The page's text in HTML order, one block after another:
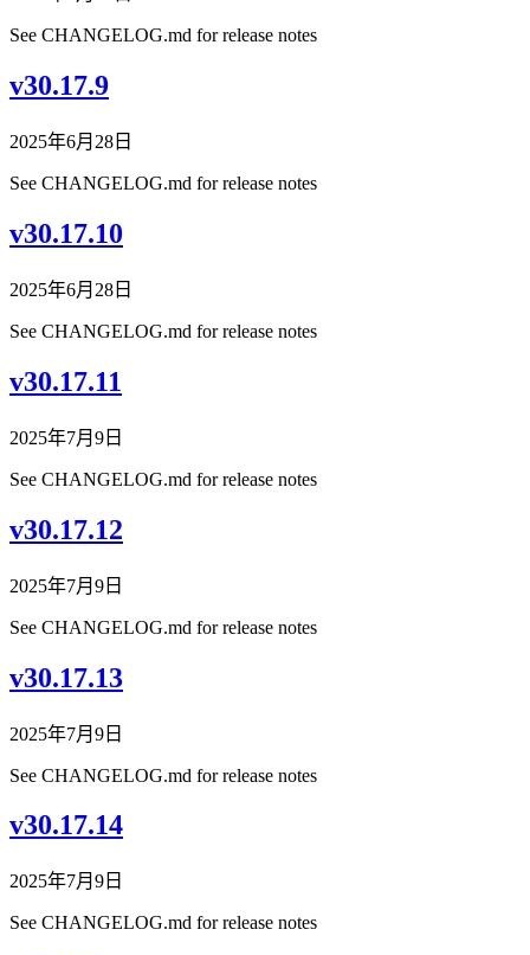
See CHANGELOG.md for release notes
v30.17.9
2025年6月28日
See CHANGELOG.md for release notes
v30.17.10
2025年6月28日
See CHANGELOG.md for release notes
v30.17.11
2025年7月9日
See CHANGELOG.md for release notes
v30.17.12
2025年7月9日
See CHANGELOG.md for release notes
v30.17.13
2025年7月9日
See CHANGELOG.md for release notes
v30.17.14
2025年7月9日
See CHANGELOG.md for release notes